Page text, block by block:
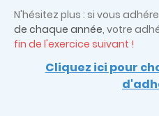
N'hésitez plus : si vous
de chaque année, votre
fin de l'exercice suivant !
Cliquez ici pour